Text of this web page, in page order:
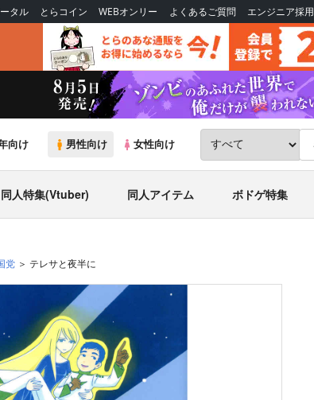
タル とらコイン WEBオンリー よくあるご質問 エンジニア採用
向け 男性向け 女性向け
同人特集(Vtuber) 同人アイテム ボドゲ特集
党 テレサと夜半に